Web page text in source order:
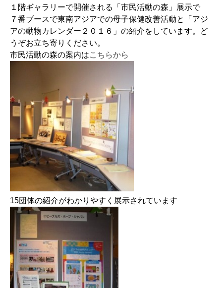
１階ギャラリーで開催される「市民活動の森」展示で
７番ブースで東南アジアでの母子保健改善活動と「アジ
アの動物カレンダー２０１６」の紹介をしています。ど
うぞお立ち寄りください。
市民活動の森の案内はこちらから
15団体の紹介がわかりやすく展示されています